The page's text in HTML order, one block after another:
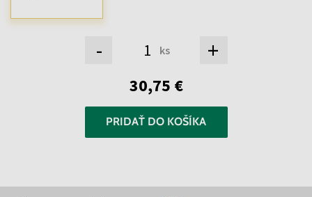
- ks +
30,75 €
PRIDAŤ DO KOŠÍKA